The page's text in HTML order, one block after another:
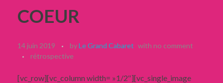
COEUR
14 juin 2019 byLe Grand Cabaret with no comment
rétrospective
[vc_row][vc_column width= »1/2″][vc_single_image